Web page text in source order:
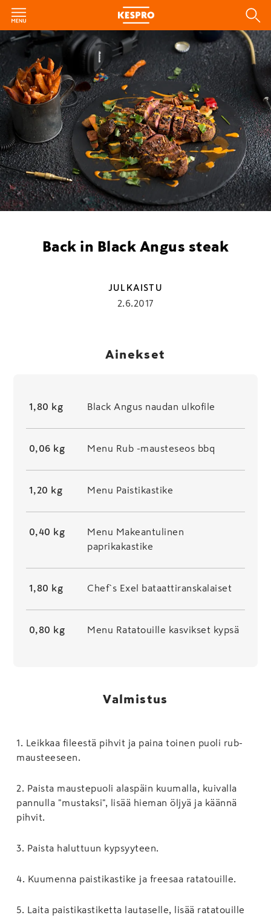
Back in Black Angus steak
JULKAISTU
2.6.2017
Ainekset
1,80 kg Black Angus naudan ulkofile
0,06 kg Menu Rub -mausteseos bbq
1,20 kg Menu Paistikastike
0,40 kg
Menu Makeantulinen
paprikakastike
1,80 kg Chef`s Exel bataattiranskalaiset
0,80 kg Menu Ratatouille kasvikset kypsä
Valmistus
1
Leikkaa fileestä pihvit ja paina toinen puoli rub-
mausteeseen.
2
Paista maustepuoli alaspäin kuumalla, kuivalla
pannulla "mustaksi", lisää hieman öljyä ja käännä
pihvit.
3 Paista haluttuun kypsyyteen.
4 Kuumenna paistikastike ja freesaa ratatouille.
5
Laita paistikastiketta lautaselle, lisää ratatouille